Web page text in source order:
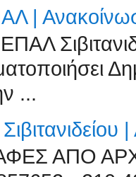
|
...
ΑΠΟ